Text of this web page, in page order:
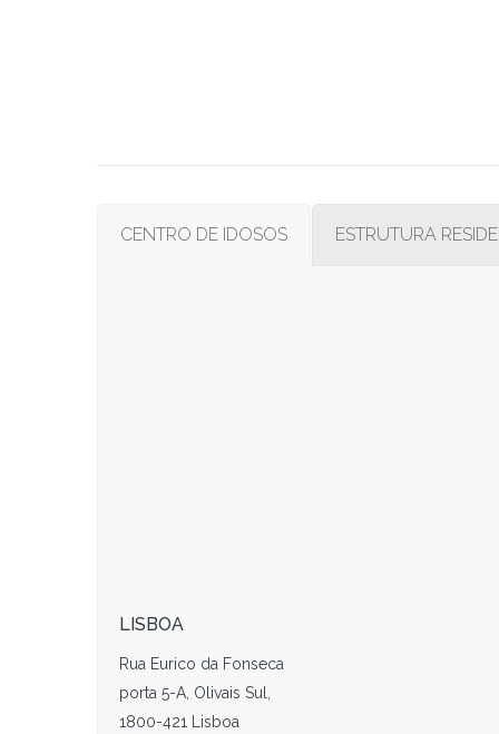
CENTRO DE IDOSOS ESTRUTURA
LISBOA
Rua Eurico da Fonseca
porta 5-A, Olivais Sul,
1800-421 Lisboa